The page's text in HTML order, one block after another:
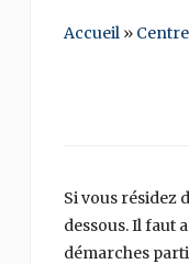
Accueil»
Si vous résidez
dessous. Il faut
démarches